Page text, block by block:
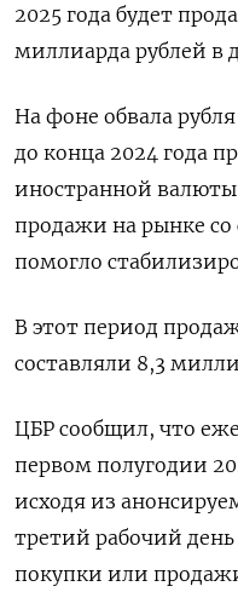
2025 года будет
миллиарда рублей в
На фоне обвала
до конца 2024 года
иностранной валюты
продажи на рынке со
помогло
В этот период
составляли 8,3
ЦБР сообщил, что
первом полугодии
исходя из
третий рабочий
покупки или